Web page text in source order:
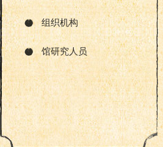
组织机构
馆研究人员